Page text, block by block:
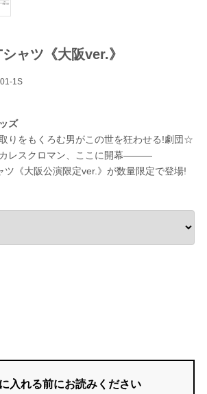
シャツ《大阪ver.》
1S
ズ
りをもくろむ男がこの世を狂わせる!劇団☆
カレスクロマン、ここに開幕―――
ツ《大阪公演限定ver.》が数量限定で登場!
入れる前にお読みください